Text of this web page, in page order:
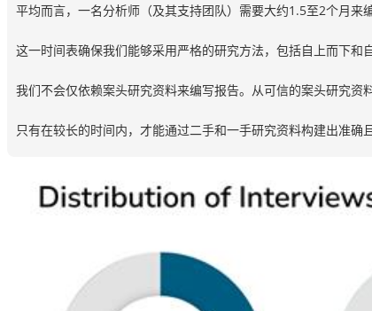
平均而言，一名分析师（及其支持团队）需要大约1.5至2个月来
这一时间表确保我们能够采用严格的研究方法，包括自上而下和
我们不会仅依赖案头研究资料来编写报告。从可信的案头研究资
只有在较长的时间内，才能通过二手和一手研究资料构建出准确